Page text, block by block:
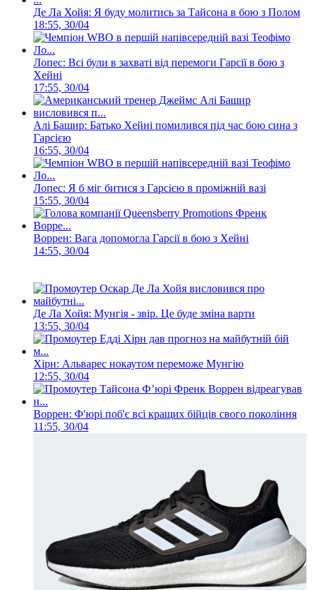
Де Ла Хойя: Я буду молитись за Тайсона в бою з Полом
18:55, 30/04
Лопес: Всі були в захваті від перемоги Гарсії в бою з
Хейні
17:55, 30/04
Алі Башир: Батько Хейні помилився під час бою сина з
Гарсією
16:55, 30/04
Лопес: Я б міг битися з Гарсією в проміжній вазі
15:55, 30/04
Воррен: Вага допомогла Гарсії в бою з Хейні
14:55, 30/04
Де Ла Хойя: Мунгія - звір. Це буде зміна варти
13:55, 30/04
Хірн: Альварес нокаутом переможе Мунгію
12:55, 30/04
Воррен: Ф'юрі поб'є всі кращих бійців свого покоління
11:55, 30/04